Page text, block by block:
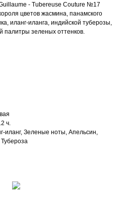
- Tubereuse Couture №17
цветов жасмина, панамского
иланг-иланга, индийской туберозы,
палитры зеленых оттенков.
ч.
Зеленые ноты, Апельсин,